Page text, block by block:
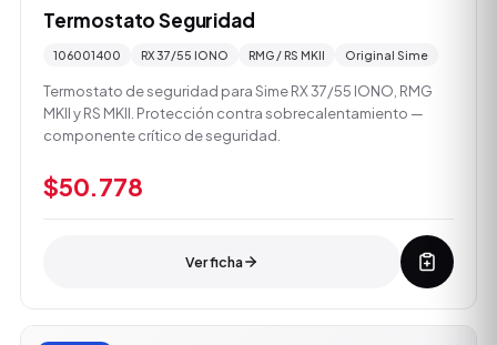
Termostato Seguridad
106001400 RX 37/55 IONO RMG / RS MKII Original Sime
Termostato de seguridad para Sime RX 37/55 IONO, RMG
MKII y RS MKII. Protección contra sobrecalentamiento —
componente crítico de seguridad.
$50.778
Ver ficha